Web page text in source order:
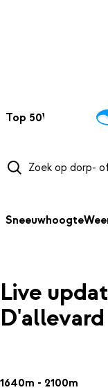
Top 50Webcams
Sneeuwhoogte
Live
D'allevard
1640m - 2100m